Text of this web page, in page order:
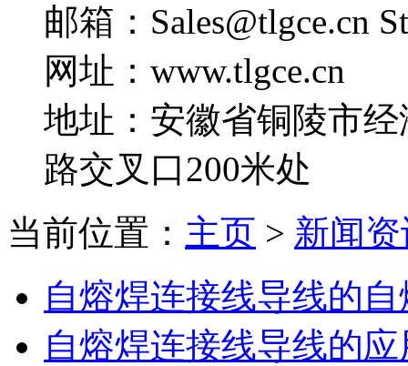
邮箱：Sales@tlgce.cn
网址：www.tlgce.cn
地址：安徽省铜陵市
路交叉口200米处
当前位置： 主页 > 新闻
自熔焊连接线导线的
自熔焊连接线导线的